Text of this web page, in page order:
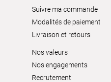
Suivre ma commande
Modalités de paiement
Livraison et retours
Nos valeurs
Nos engagements
Recrutement